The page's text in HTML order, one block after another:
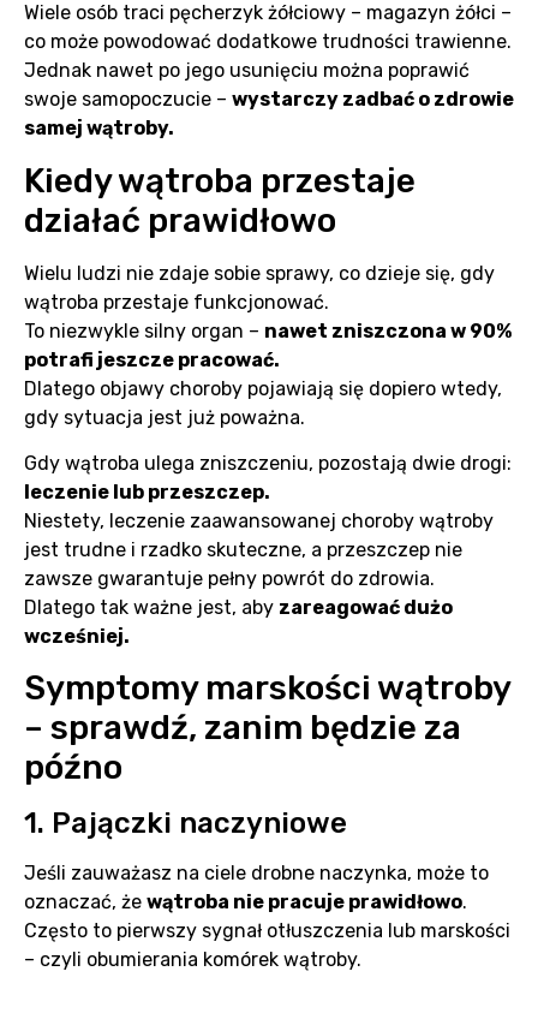
Wiele osób traci pęcherzyk żółciowy – magazyn żółci –
co może powodować dodatkowe trudności trawienne.
Jednak nawet po jego usunięciu można poprawić
swoje samopoczucie – wystarczy zadbać o zdrowie
samej wątroby.
Kiedy wątroba przestaje
działać prawidłowo
Wielu ludzi nie zdaje sobie sprawy, co dzieje się, gdy
wątroba przestaje funkcjonować.
To niezwykle silny organ – nawet zniszczona w 90%
potrafi jeszcze pracować.
Dlatego objawy choroby pojawiają się dopiero wtedy,
gdy sytuacja jest już poważna.
Gdy wątroba ulega zniszczeniu, pozostają dwie drogi:
leczenie lub przeszczep.
Niestety, leczenie zaawansowanej choroby wątroby
jest trudne i rzadko skuteczne, a przeszczep nie
zawsze gwarantuje pełny powrót do zdrowia.
Dlatego tak ważne jest, aby zareagować dużo
wcześniej.
Symptomy marskości wątroby
– sprawdź, zanim będzie za
późno
1. Pajączki naczyniowe
Jeśli zauważasz na ciele drobne naczynka, może to
oznaczać, że wątroba nie pracuje prawidłowo.
Często to pierwszy sygnał otłuszczenia lub marskości
– czyli obumierania komórek wątroby.